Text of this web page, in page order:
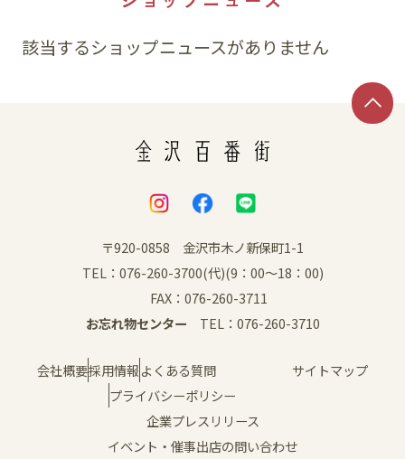
該当するショップニュースがありません
〒920-0858 金沢市木ノ新保町1-1
TEL：076-260-3700(代)(9：00～18：00)
FAX：076-260-3711
お忘れ物センター TEL：076-260-3710
会社概要採用情報よくある質問
サイトマップ
プライバシーポリシー
企業プレスリリース
イベント・催事出店の問い合わせ